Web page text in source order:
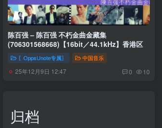
陈百强 – 陈百强 不朽金曲金藏集
(706301568668)【16bit／44.1kHz】香港区
〖OppsUnote专属〗 中国音乐
25年12月9日 12:47 0 10
归档